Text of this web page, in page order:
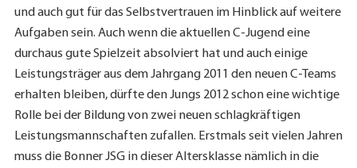
und auch gut für das Selbstvertrauen im Hinblick auf weitere
Aufgaben sein. Auch wenn die aktuellen C-Jugend eine
durchaus gute Spielzeit absolviert hat und auch einige
Leistungsträger aus dem Jahrgang 2011 den neuen C-Teams
erhalten bleiben, dürfte den Jungs 2012 schon eine wichtige
Rolle bei der Bildung von zwei neuen schlagkräftigen
Leistungsmannschaften zufallen. Erstmals seit vielen Jahren
muss die Bonner JSG in dieser Altersklasse nämlich in die